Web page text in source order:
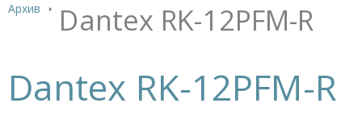
Архив Dantex RK-12PFM-R
Dantex RK-12PFM-R